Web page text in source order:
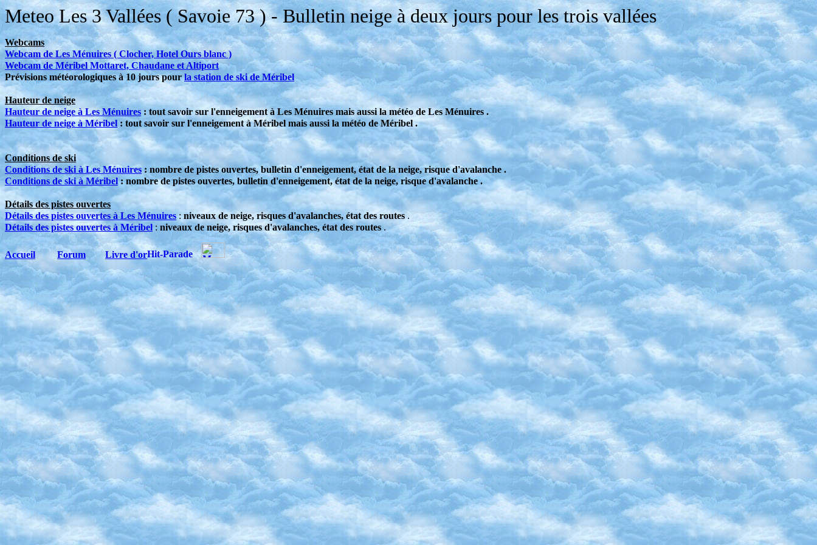
Meteo Les 3 Vallées ( Savoie 73 ) - Bulletin neige à deux jours pour les trois vallées
Webcams
Webcam de Les Ménuires ( Clocher, Hotel Ours blanc )
Webcam de Méribel Mottaret, Chaudane et Altiport
Prévisions météorologiques à 10 jours pourla station de ski de Méribel
Hauteur de neige
Hauteur de neige à Les Ménuires : tout savoir sur l'enneigement à Les Ménuires mais aussi la météo de Les Ménuires .
Hauteur de neige à Méribel : tout savoir sur l'enneigement à Méribel mais aussi la météo de Méribel .
Conditions de ski
Conditions de ski à Les Ménuires: nombre de pistes ouvertes, bulletin d'enneigement, état de la neige, risque d'avalanche .
Conditions de ski à Méribel: nombre de pistes ouvertes, bulletin d'enneigement, état de la neige, risque d'avalanche .
Détails des pistes ouvertes
Détails des pistes ouvertes à Les Ménuires : niveaux de neige, risques d'avalanches, état des routes .
Détails des pistes ouvertes à Méribel : niveaux de neige, risques d'avalanches, état des routes.
Accueil Forum Livre d'or